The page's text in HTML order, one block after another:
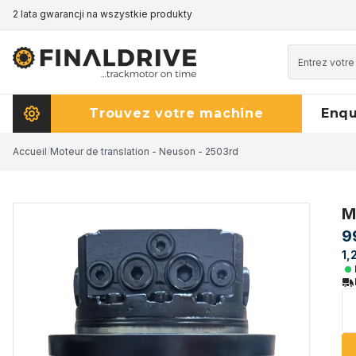
2 lata gwarancji na wszystkie produkty
Trouvez votre machine
Accueil/Moteur de translation - Neuson - 2503rd